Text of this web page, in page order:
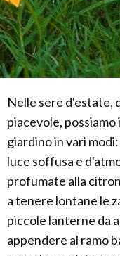
Nelle sere d'estate,
piacevole,
giardino in vari
luce soffusa e
profumate alla
a tenere lontane le
piccole lanterne da
appendere al ramo